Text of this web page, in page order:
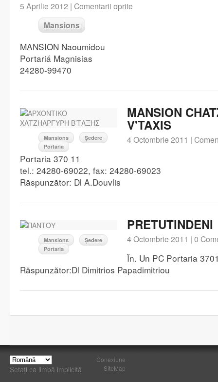
5 Aprilie 2012 | Comentarii oprite
Mansions
MANSION Naoumidou
Portariá Magnisias
24280-99470
Mansions
Ședere
Portaria
MANSION
V'TAXIS
4 Octombrie 2011 |
Portaria 370 11
tel.: 24280-69022, fax: 24280-69023
Răspunzător: Dl A.Douvlis
Mansions
Ședere
Portaria
PRETUTINDENI
4 Octombrie 2011 | 0
În. Un PC Portaria
Răspunzător:Dl Dimitrios Papadimitriou
Setați ca limbă implicită
Conexiune
SiteMap